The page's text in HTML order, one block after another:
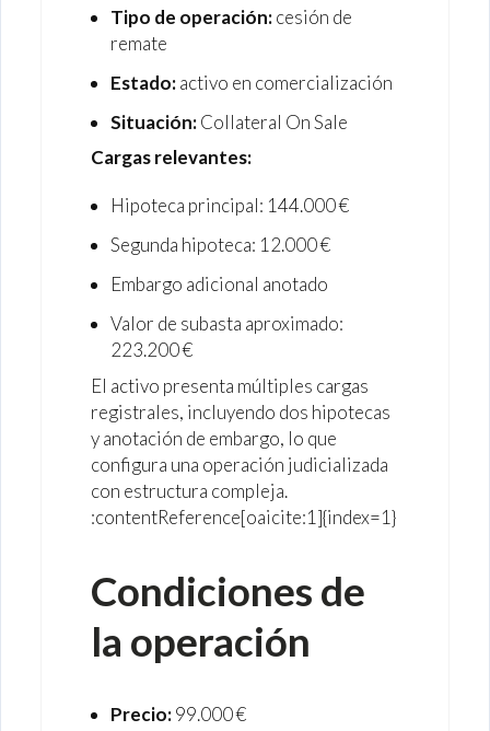
Tipo de operación:cesión de
remate
Estado:activo en comercialización
Situación:Collateral On Sale
Cargas relevantes:
Hipoteca principal: 144.000 €
Segunda hipoteca: 12.000 €
Embargo adicional anotado
Valor de subasta aproximado:
223.200 €
El activo presenta múltiples cargas
registrales, incluyendo dos hipotecas
y anotación de embargo, lo que
configura una operación judicializada
con estructura compleja.
:contentReference[oaicite:1]{index=1}
Condiciones de
la operación
Precio:99.000 €